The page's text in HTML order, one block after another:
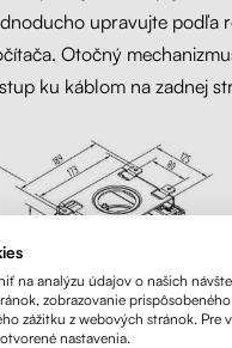
upravujte podľa
Otočný
ku káblom na zadnej
na analýzu údajov o našich
zobrazovanie
zážitku z webových stránok. Pre
nastavenia.